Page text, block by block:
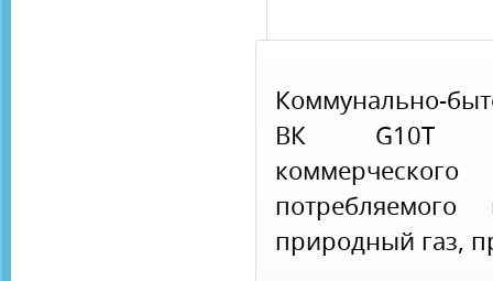
Коммунально-
ВК G10Т
потребляемого
природный газ,